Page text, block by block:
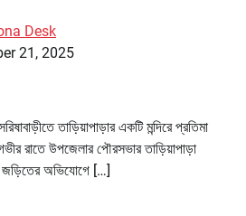
Desk
21, 2025
তাড়িয়াপাড়ার একটি মন্দিরে প্রতিমা
রাতে উপজেলার পৌরসভার তাড়িয়াপাড়া
জড়িতের অভিযোগে […]